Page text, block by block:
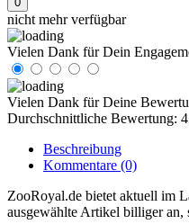
nicht mehr verfügbar
Vielen Dank für Dein
Vielen Dank für Deine
Durchschnittliche Bewertung:
Beschreibung
Kommentare (0)
ZooRoyal.de bietet aktuell im
ausgewählte Artikel billiger an,